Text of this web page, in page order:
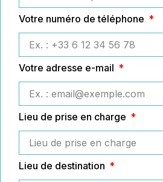
Votre numéro de téléphone
Votre adresse e-mail
Lieu de prise en charge
Lieu de destination